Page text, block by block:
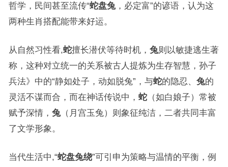
哲学，民间甚至流传“蛇盘兔 ，必定富”的谚语，认为这
两种生肖搭配能带来好运。
从自然习性看, 蛇擅长潜伏等待时机， 兔则以敏捷逃生著
称，这种对立统一的关系被古人提炼为生存智慧，孙子
兵法》中的“静如处子，动如脱兔”，与蛇的隐忍、 兔的
灵活不谋而合，而在神话传说中， 蛇（如白娘子）常被
赋予深情， 兔 （月宫玉兔）则象征纯洁，二者共同丰富
了文学形象。
当代生活中,“蛇盘兔绕”可引申为策略与温情的平衡，例